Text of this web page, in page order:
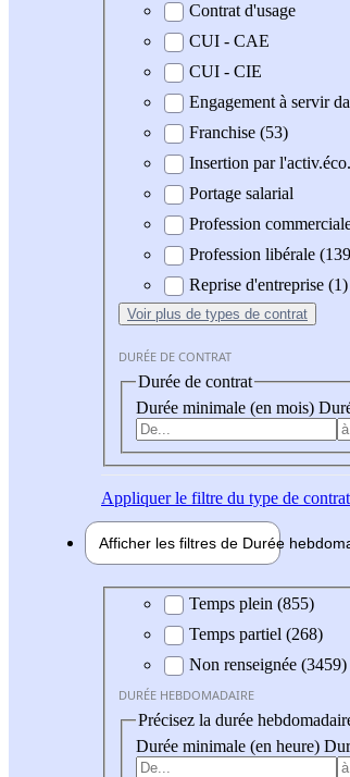
Contrat d'usage
CUI - CAE
CUI - CIE
Engagement à servir
Franchise (53)
Insertion par
Portage salarial
Profession
Profession libérale
Reprise d'entreprise (1)
Voir plus de types de contrat
DURÉE DE CONTRAT
Durée de contrat
Durée minimale (en mois)
Appliquerle filtre du type de contrat
Afficher les filtres de Durée hebdo
Durée hebdomadaire
Temps plein (855)
Temps partiel (268)
Non renseignée (3459)
DURÉE HEBDOMADAIRE
Précisez la durée
Durée minimale (en heure)